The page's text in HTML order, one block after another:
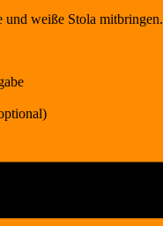
weiße Stola mitbringen.